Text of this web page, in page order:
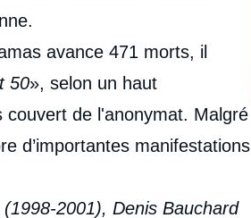
avance 471 morts, il
50», selon un haut
couvert de l'anonymat. Malgré
d’importantes manifestations
2001), Denis Bauchard